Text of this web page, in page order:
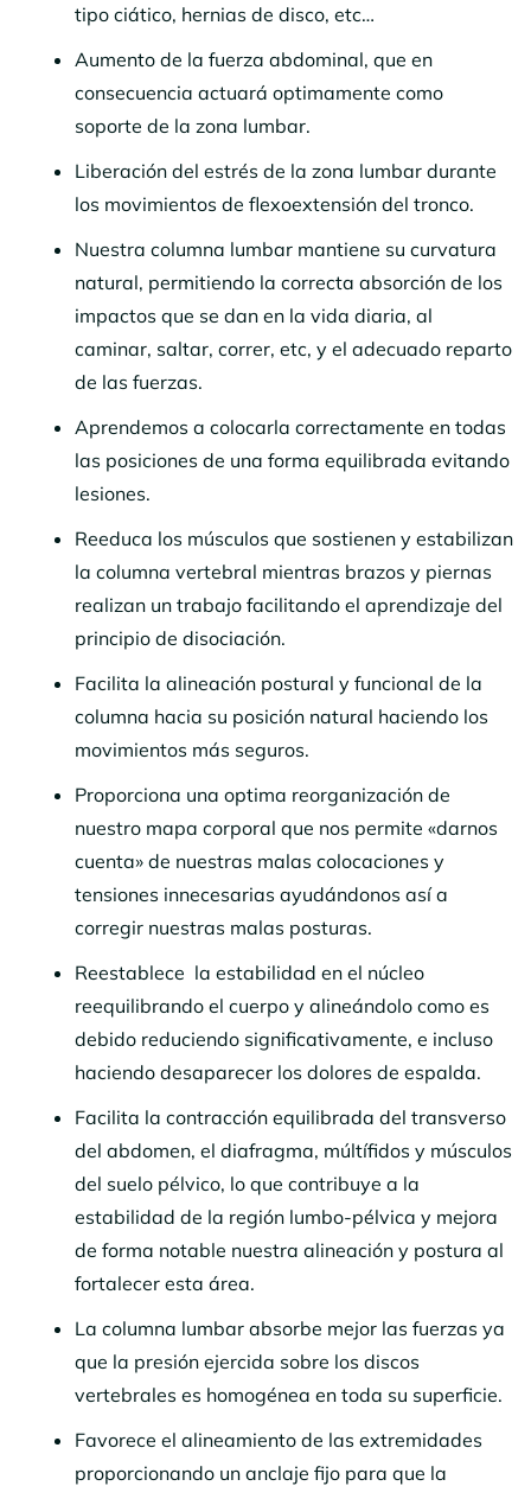
tipo ciático, hernias de disco, etc…
Aumento de la fuerza abdominal, que en
consecuencia actuará optimamente como
soporte de la zona lumbar.
Liberación del estrés de la zona lumbar durante
los movimientos de flexoextensión del tronco.
Nuestra columna lumbar mantiene su curvatura
natural, permitiendo la correcta absorción de los
impactos que se dan en la vida diaria, al
caminar, saltar, correr, etc, y el adecuado reparto
de las fuerzas.
Aprendemos a colocarla correctamente en todas
las posiciones de una forma equilibrada evitando
lesiones.
Reeduca los músculos que sostienen y estabilizan
la columna vertebral mientras brazos y piernas
realizan un trabajo facilitando el aprendizaje del
principio de disociación.
Facilita la alineación postural y funcional de la
columna hacia su posición natural haciendo los
movimientos más seguros.
Proporciona una optima reorganización de
nuestro mapa corporal que nos permite «darnos
cuenta» de nuestras malas colocaciones y
tensiones innecesarias ayudándonos así a
corregir nuestras malas posturas.
Reestablece la estabilidad en el núcleo
reequilibrando el cuerpo y alineándolo como es
debido reduciendo significativamente, e incluso
haciendo desaparecer los dolores de espalda.
Facilita la contracción equilibrada del transverso
del abdomen, el diafragma, múltífidos y músculos
del suelo pélvico, lo que contribuye a la
estabilidad de la región lumbo-pélvica y mejora
de forma notable nuestra alineación y postura al
fortalecer esta área.
La columna lumbar absorbe mejor las fuerzas ya
que la presión ejercida sobre los discos
vertebrales es homogénea en toda su superficie.
Favorece el alineamiento de las extremidades
proporcionando un anclaje fijo para que la